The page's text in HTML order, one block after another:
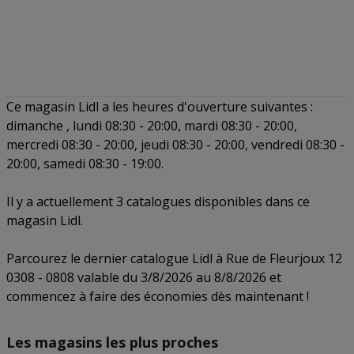
Ce magasin Lidl a les heures d'ouverture suivantes :
dimanche , lundi 08:30 - 20:00, mardi 08:30 - 20:00,
mercredi 08:30 - 20:00, jeudi 08:30 - 20:00, vendredi 08:30 -
20:00, samedi 08:30 - 19:00.
Il y a actuellement 3 catalogues disponibles dans ce
magasin Lidl.
Parcourez le dernier catalogue Lidl à Rue de Fleurjoux 12
0308 - 0808 valable du 3/8/2026 au 8/8/2026 et
commencez à faire des économies dès maintenant !
Les magasins les plus proches